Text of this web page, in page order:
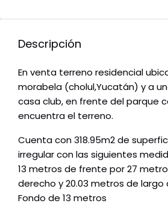
Descripción
En venta terreno residencial
morabela (cholul,Yucatán) y a
casa club, en frente del parque
encuentra el terreno.
Cuenta con 318.95m2 de
irregular con las siguientes
13 metros de frente por 27
derecho y 20.03 metros de largo
Fondo de 13 metros